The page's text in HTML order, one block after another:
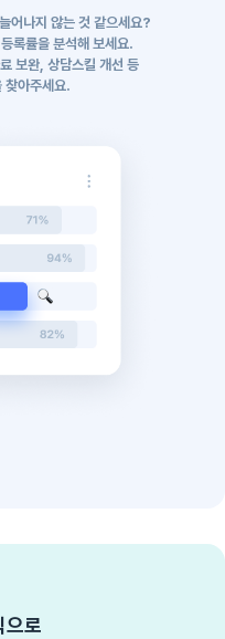
어나지 않는 것 같으세요?
록률을 분석해 보세요.
보완, 상담스킬 개선 등
찾아주세요.
으로